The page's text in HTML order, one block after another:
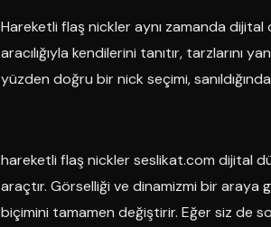
Hareketli flaş nickler aynı zamanda dijital
aracılığıyla kendilerini tanıtır, tarzlarını
yüzden doğru bir nick seçimi,
hareketli flaş nickler seslikat.com dijital
araçtır. Görselliği ve dinamizmi bir araya
biçimini tamamen değiştirir. Eğer siz de